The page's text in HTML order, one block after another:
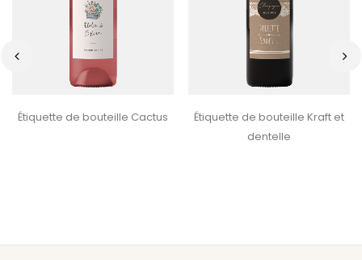
Étiquette de bouteille Cactus
Étiquette de bouteille Kraft et
dentelle